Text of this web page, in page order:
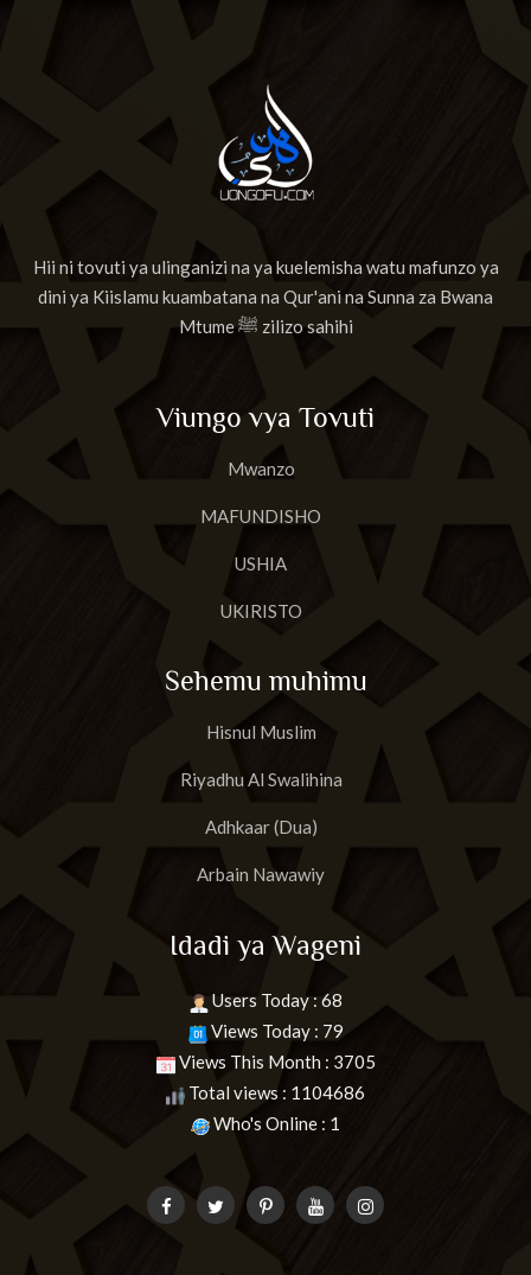
Hii ni tovuti ya ulinganizi na ya kuelemisha watu mafunzo ya
dini ya Kiislamu kuambatana na Qur'ani na Sunna za Bwana
Mtume ﷺ zilizo sahihi
Viungo vya Tovuti
Mwanzo
MAFUNDISHO
USHIA
UKIRISTO
Sehemu muhimu
Hisnul Muslim
Riyadhu Al Swalihina
Adhkaar (Dua)
Arbain Nawawiy
Idadi ya Wageni
Users Today : 68
Views Today : 79
Views This Month : 3705
Total views : 1104686
Who's Online : 1